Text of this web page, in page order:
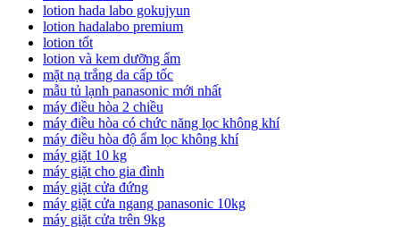
lotion hada labo gokujyun
lotion hadalabo premium
lotion tốt
lotion và kem dưỡng ẩm
mặt nạ trắng da cấp tốc
mẫu tủ lạnh panasonic mới nhất
máy điều hòa 2 chiều
máy điều hòa có chức năng lọc không khí
máy điều hòa độ ẩm lọc không khí
máy giặt 10 kg
máy giặt cho gia đình
máy giặt cửa đứng
máy giặt cửa ngang panasonic 10kg
máy giặt cửa trên 9kg